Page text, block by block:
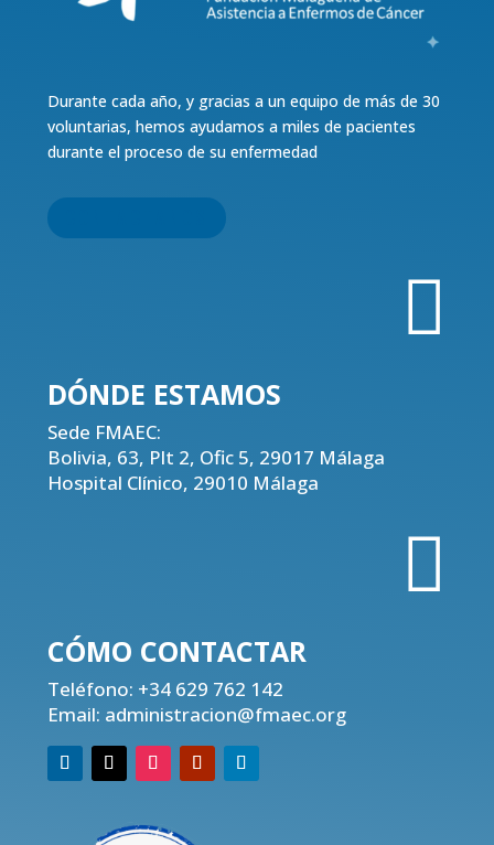
Durante cada año, y gracias a un equipo de más de 30
voluntarias, hemos ayudamos a miles de pacientes
durante el proceso de su enfermedad

DÓNDE ESTAMOS
Sede FMAEC:
Bolivia, 63, Plt 2, Ofic 5, 29017 Málaga
Hospital Clínico, 29010 Málaga

CÓMO CONTACTAR
Teléfono: +34 629 762 142
Email: administracion@fmaec.org